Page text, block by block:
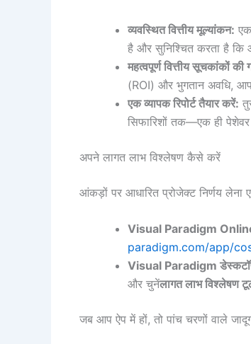
व्यवस्थित वित्तीय मूल्यांकन:
है और सुनिश्चित करता है कि
महत्वपूर्ण वित्तीय सूचकांकों की
(ROI) और भुगतान अवधि,
एक व्यापक रिपोर्ट तैयार करें:
सिफारिशों तक—एक ही पेशेवर
अपने लागत लाभ विश्लेषण कैसे करें
आंकड़ों पर आधारित प्रोजेक्ट निर्णय लेना
Visual Paradigm Online
paradigm.com/app/
Visual Paradigm
और चुनेंलागत लाभ विश्लेषण
जब आप ऐप में हों, तो पांच चरणों वाले